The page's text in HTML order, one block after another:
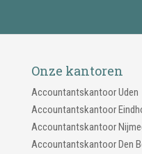
Onze kantoren
Accountantskantoor Uden
Accountantskantoor
Accountantskantoor
Accountantskantoor Den